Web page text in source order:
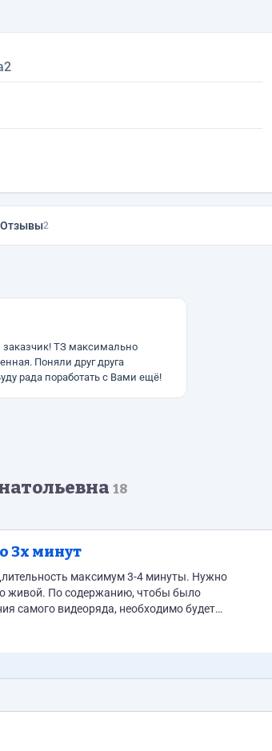
Отзывы2
максимально
друга
рада поработать с Вами ещё!
18
3х минут
максимум 3-4 минуты. Нужно
живой. По содержанию, чтобы было